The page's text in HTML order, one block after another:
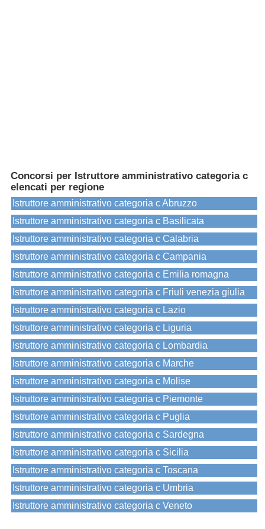
Concorsi per Istruttore amministrativo categoria c
elencati per regione
Istruttore amministrativo categoria c Abruzzo
Istruttore amministrativo categoria c Basilicata
Istruttore amministrativo categoria c Calabria
Istruttore amministrativo categoria c Campania
Istruttore amministrativo categoria c Emilia romagna
Istruttore amministrativo categoria c Friuli venezia giulia
Istruttore amministrativo categoria c Lazio
Istruttore amministrativo categoria c Liguria
Istruttore amministrativo categoria c Lombardia
Istruttore amministrativo categoria c Marche
Istruttore amministrativo categoria c Molise
Istruttore amministrativo categoria c Piemonte
Istruttore amministrativo categoria c Puglia
Istruttore amministrativo categoria c Sardegna
Istruttore amministrativo categoria c Sicilia
Istruttore amministrativo categoria c Toscana
Istruttore amministrativo categoria c Umbria
Istruttore amministrativo categoria c Veneto